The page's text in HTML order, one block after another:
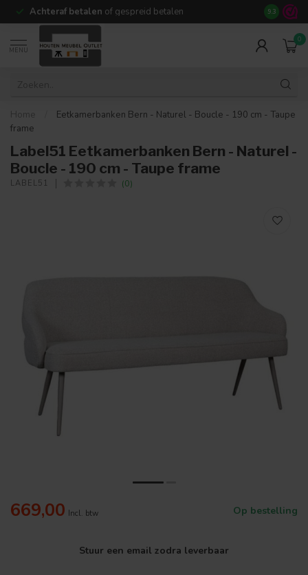
Achteraf betalen of gespreid betalen 14 dagen
9.3
MENU
0
Home
Eetkamerbanken Bern - Naturel - Boucle - 190 cm - Taupe
frame
Label51 Eetkamerbanken Bern - Naturel -
Boucle - 190 cm - Taupe frame
LABEL51 (0)
669,00 Incl. btw Op bestelling
Stuur een email zodra leverbaar